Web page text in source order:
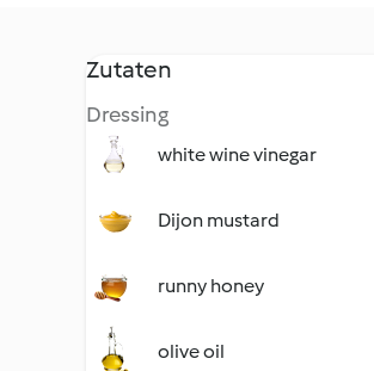
Zutaten
Dressing
white wine vinegar
Dijon mustard
runny honey
olive oil